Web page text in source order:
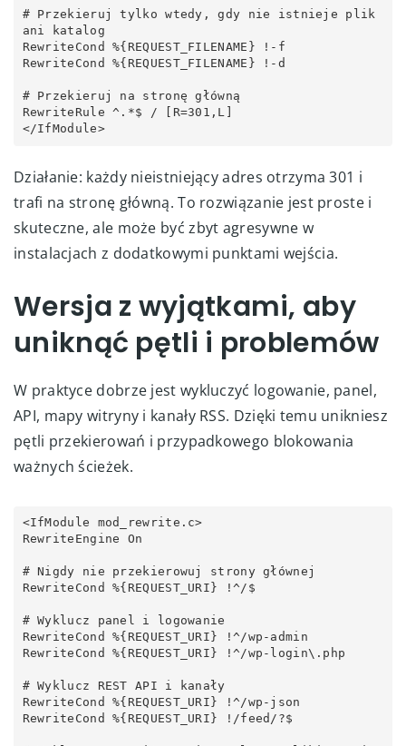
# Przekieruj tylko wtedy, gdy nie istnieje plik
ani katalog
RewriteCond %{REQUEST_FILENAME} !-f
RewriteCond %{REQUEST_FILENAME} !-d
# Przekieruj na stronę główną
RewriteRule ^.*$ / [R=301,L]
</IfModule>
Działanie: każdy nieistniejący adres otrzyma 301 i
trafi na stronę główną. To rozwiązanie jest proste i
skuteczne, ale może być zbyt agresywne w
instalacjach z dodatkowymi punktami wejścia.
Wersja z wyjątkami, aby
uniknąć pętli i problemów
W praktyce dobrze jest wykluczyć logowanie, panel,
API, mapy witryny i kanały RSS. Dzięki temu unikniesz
pętli przekierowań i przypadkowego blokowania
ważnych ścieżek.
<IfModule mod_rewrite.c>
RewriteEngine On
# Nigdy nie przekierowuj strony głównej
RewriteCond %{REQUEST_URI} !^/$
# Wyklucz panel i logowanie
RewriteCond %{REQUEST_URI} !^/wp-admin
RewriteCond %{REQUEST_URI} !^/wp-login\.php
# Wyklucz REST API i kanały
RewriteCond %{REQUEST_URI} !^/wp-json
RewriteCond %{REQUEST_URI} !/feed/?$